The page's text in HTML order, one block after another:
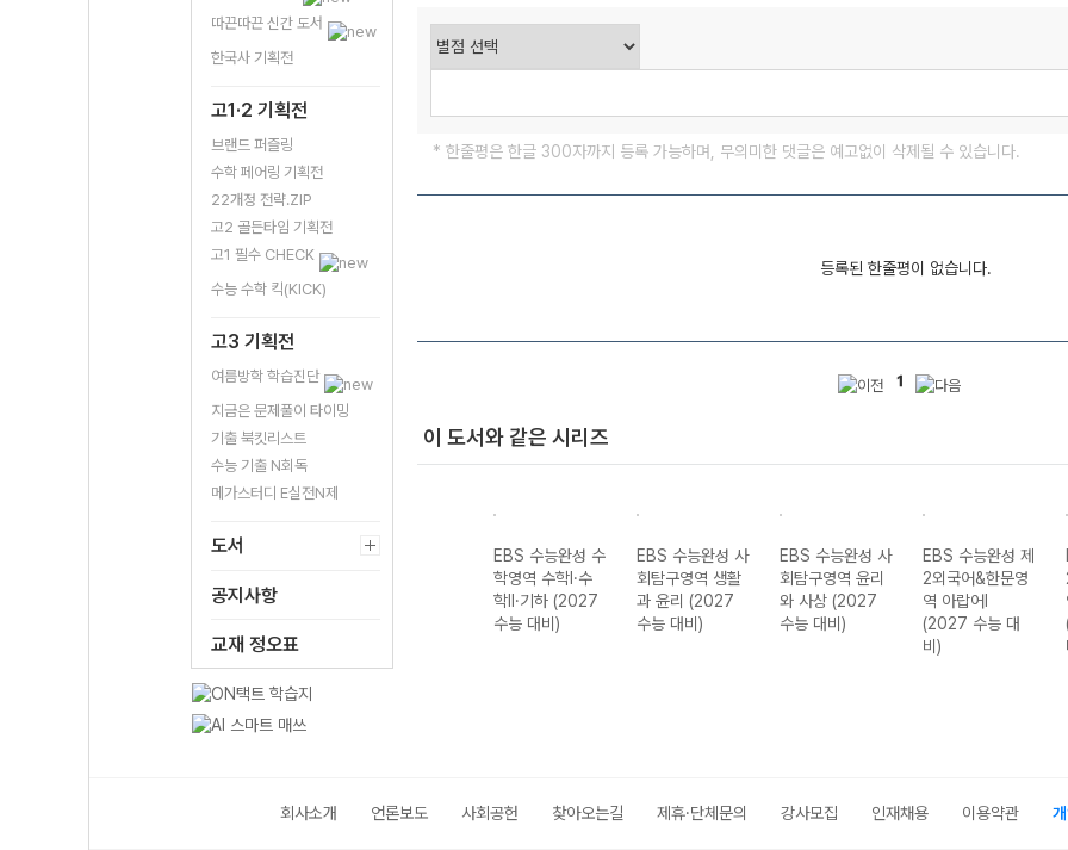
따끈따끈 신간 도서
한국사 기획전
고1·2 기획전
브랜드 퍼즐링
수학 페어링 기획전
22개정 전략.ZIP
고2 골든타임 기획전
고1 필수 CHECK
수능 수학 킥(KICK)
고3 기획전
여름방학 학습진단
지금은 문제풀이 타이밍
기출 북킷리스트
수능 기출 N회독
메가스터디 E실전N제
도서
공지사항
교재 정오표
* 한줄평은 한글 300자까지 등록 가능하며, 무의미한 댓글은 예고없이 삭제될 수 있습니다.
등록된 한줄평이 없습니다.
1
이 도서와 같은 시리즈
EBS 수능완성 과
과학II (2027 수
EBS 수능완성 제
EBS 수능완성 수
학영역 수학I·수
학II·기하 (2027
수능 대비)
EBS 수능완성 사
회탐구영역 생활
과 윤리 (2027
수능 대비)
EBS 수능완성 사
회탐구영역 윤리
와 사상 (2027
수능 대비)
EBS 수능완성 제
2외국어&한문영
역 아랍어I
(2027 수능 대
비)
회사소개 언론보도 사회공헌 찾아오는길 제휴·단체문의 강사모집 인재채용 이용약관